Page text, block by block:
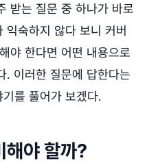
받는 질문 중 하나가 바로
익숙하지 않다 보니 커버
야 한다면 어떤 내용으로
. 이러한 질문에 답한다는
를 풀어가 보겠다.
해야 할까?